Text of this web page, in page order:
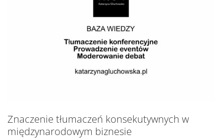
Znaczenie tłumaczeń konsekutywnych w
międzynarodowym biznesie